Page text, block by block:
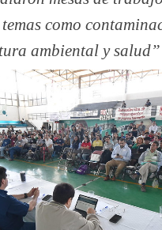
como
ambiental y salud